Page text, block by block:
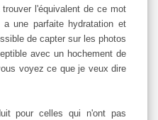
trouver l'équivalent de ce mot
une parfaite hydratation et
de capter sur les photos
avec un hochement de
voyez ce que je veux dire
pour celles qui n'ont pas